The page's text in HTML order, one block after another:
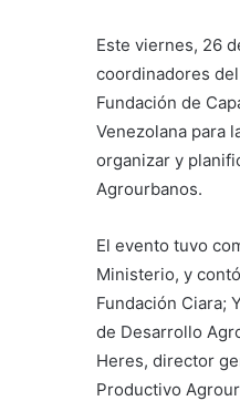
Este viernes, 26
coordinadores
Fundación de
Venezolana para
organizar y
Agrourbanos.
El evento tuvo
Ministerio, y
Fundación Ciara;
de Desarrollo
Heres, director
Productivo